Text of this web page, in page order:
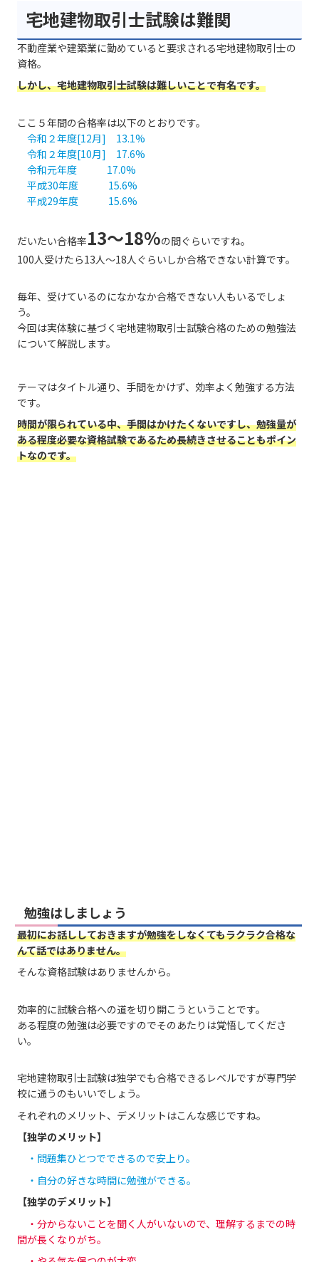
宅地建物取引士試験は難関
不動産業や建築業に勤めていると要求される宅地建物取引士の
資格。
しかし、宅地建物取引士試験は難しいことで有名です。
ここ５年間の合格率は以下のとおりです。
令和２年度[12月] 13.1%
令和２年度[10月] 17.6%
令和元年度 17.0%
平成30年度 15.6%
平成29年度 15.6%
だいたい合格率13～18%の間ぐらいですね。
100人受けたら13人～18人ぐらいしか合格できない計算です。
毎年、受けているのになかなか合格できない人もいるでしょ
う。
今回は実体験に基づく宅地建物取引士試験合格のための勉強法
について解説します。
テーマはタイトル通り、手間をかけず、効率よく勉強する方法
です。
時間が限られている中、手間はかけたくないですし、勉強量が
ある程度必要な資格試験であるため長続きさせることもポイン
トなのです。
勉強はしましょう
最初にお話ししておきますが勉強をしなくてもラクラク合格な
んて話ではありません。
そんな資格試験はありませんから。
効率的に試験合格への道を切り開こうということです。
ある程度の勉強は必要ですのでそのあたりは覚悟してくださ
い。
宅地建物取引士試験は独学でも合格できるレベルですが専門学
校に通うのもいいでしょう。
それぞれのメリット、デメリットはこんな感じですね。
【独学のメリット】
・問題集ひとつでできるので安上り。
・自分の好きな時間に勉強ができる。
【独学のデメリット】
・分からないことを聞く人がいないので、理解するまでの時
間が長くなりがち。